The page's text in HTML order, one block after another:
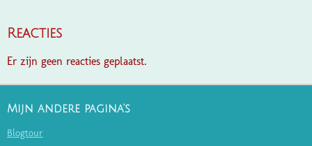
Reacties
Er zijn geen reacties geplaatst.
Mijn andere pagina's
Blogtour